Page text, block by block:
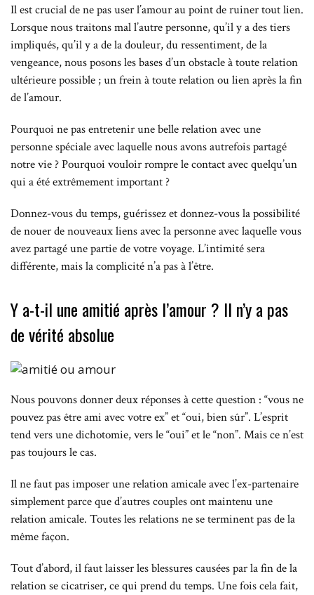
Il est crucial de ne pas user l’amour au point de ruiner tout lien.
Lorsque nous traitons mal l’autre personne, qu’il y a des tiers
impliqués, qu’il y a de la douleur, du ressentiment, de la
vengeance, nous posons les bases d’un obstacle à toute relation
ultérieure possible ; un frein à toute relation ou lien après la fin
de l’amour.
Pourquoi ne pas entretenir une belle relation avec une
personne spéciale avec laquelle nous avons autrefois partagé
notre vie ? Pourquoi vouloir rompre le contact avec quelqu’un
qui a été extrêmement important ?
Donnez-vous du temps, guérissez et donnez-vous la possibilité
de nouer de nouveaux liens avec la personne avec laquelle vous
avez partagé une partie de votre voyage. L’intimité sera
différente, mais la complicité n’a pas à l’être.
Y a-t-il une amitié après l’amour ? Il n’y a pas
de vérité absolue
Nous pouvons donner deux réponses à cette question : “vous ne
pouvez pas être ami avec votre ex” et “oui, bien sûr”. L’esprit
tend vers une dichotomie, vers le “oui” et le “non”. Mais ce n’est
pas toujours le cas.
Il ne faut pas imposer une relation amicale avec l’ex-partenaire
simplement parce que d’autres couples ont maintenu une
relation amicale. Toutes les relations ne se terminent pas de la
même façon.
Tout d’abord, il faut laisser les blessures causées par la fin de la
relation se cicatriser, ce qui prend du temps. Une fois cela fait,